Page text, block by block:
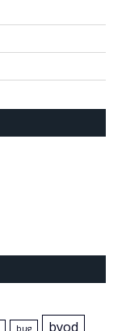
bug byod